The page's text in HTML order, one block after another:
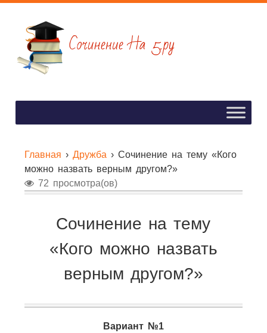
Главная › Дружба › Сочинение на тему «Кого
можно назвать верным другом?»
72 просмотра(ов)
Сочинение на тему
«Кого можно назвать
верным другом?»
Вариант №1